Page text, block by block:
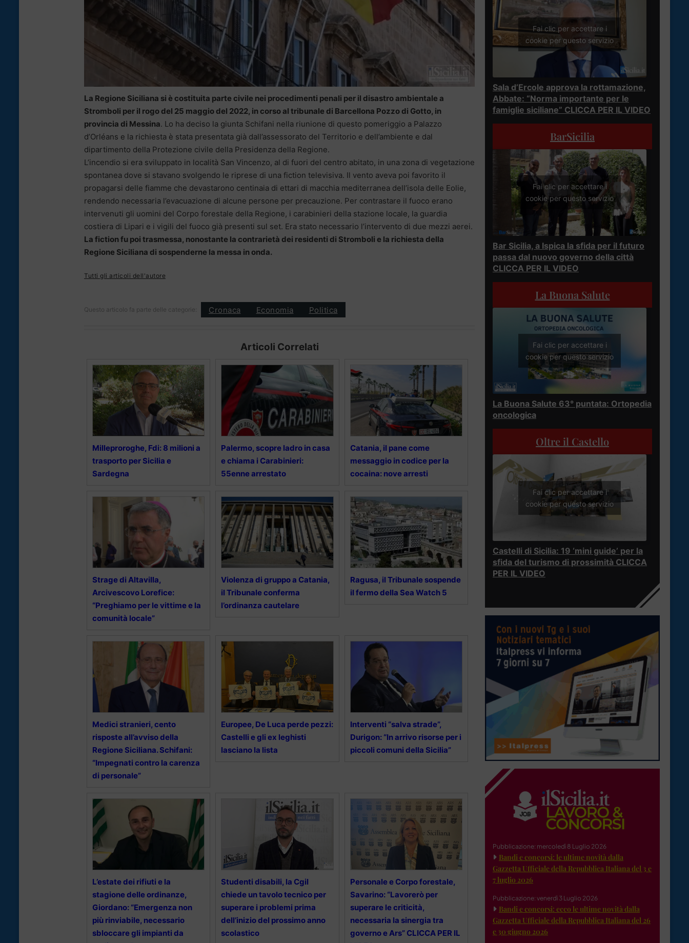
La Regione Siciliana si è costituita parte civile nei procedimenti penali per il disastro ambientale a
Stromboli per il rogo del 25 maggio del 2022, in corso al tribunale di Barcellona Pozzo di Gotto, in
provincia di Messina. Lo ha deciso la giunta Schifani nella riunione di questo pomeriggio a Palazzo
d’Orléans e la richiesta è stata presentata già dall’assessorato del Territorio e dell’ambiente e dal
dipartimento della Protezione civile della Presidenza della Regione.
L’incendio si era sviluppato in località San Vincenzo, al di fuori del centro abitato, in una zona di vegetazione
spontanea dove si stavano svolgendo le riprese di una fiction televisiva. Il vento aveva poi favorito il
propagarsi delle fiamme che devastarono centinaia di ettari di macchia mediterranea dell’isola delle Eolie,
rendendo necessaria l’evacuazione di alcune persone per precauzione. Per contrastare il fuoco erano
intervenuti gli uomini del Corpo forestale della Regione, i carabinieri della stazione locale, la guardia
costiera di Lipari e i vigili del fuoco già presenti sul set. Era stato necessario l’intervento di due mezzi aerei.
La fiction fu poi trasmessa, nonostante la contrarietà dei residenti di Stromboli e la richiesta della
Regione Siciliana di sospenderne la messa in onda.
Tutti gli articoli dell'autore
Questo articolo fa parte delle categorie: Cronaca Economia Politica
Articoli Correlati
Milleproroghe, Fdi: 8 milioni a
trasporto per Sicilia e
Sardegna
Palermo, scopre ladro in casa
e chiama i Carabinieri:
55enne arrestato
Catania, il pane come
messaggio in codice per la
cocaina: nove arresti
Strage di Altavilla,
Arcivescovo Lorefice:
“Preghiamo per le vittime e la
comunità locale”
Violenza di gruppo a Catania,
il Tribunale conferma
l’ordinanza cautelare
Ragusa, il Tribunale sospende
il fermo della Sea Watch 5
Medici stranieri, cento
risposte all’avviso della
Regione Siciliana. Schifani:
“Impegnati contro la carenza
di personale”
Europee, De Luca perde pezzi:
Castelli e gli ex leghisti
lasciano la lista
Interventi “salva strade”,
Durigon: “In arrivo risorse per i
piccoli comuni della Sicilia”
L’estate dei rifiuti e la
stagione delle ordinanze,
Giordano: “Emergenza non
più rinviabile, necessario
sbloccare gli impianti da
Studenti disabili, la Cgil
chiede un tavolo tecnico per
superare i problemi prima
dell’inizio del prossimo anno
scolastico
Personale e Corpo forestale,
Savarino: “Lavorerò per
superare le criticità,
necessaria la sinergia tra
governo e Ars” CLICCA PER IL
Fai clic per accettare i
cookie per questo servizio
Sala d’Ercole approva la rottamazione,
Abbate: “Norma importante per le
famiglie siciliane” CLICCA PER IL VIDEO
BarSicilia
Fai clic per accettare i
cookie per questo servizio
Bar Sicilia, a Ispica la sfida per il futuro
passa dal nuovo governo della città
CLICCA PER IL VIDEO
La Buona Salute
Fai clic per accettare i
cookie per questo servizio
La Buona Salute 63° puntata: Ortopedia
oncologica
Oltre il Castello
Fai clic per accettare i
cookie per questo servizio
Castelli di Sicilia: 19 ‘mini guide’ per la
sfida del turismo di prossimità CLICCA
PER IL VIDEO
Pubblicazione: mercoledì 8 Luglio 2026
Bandi e concorsi: le ultime novità dalla
Gazzetta Ufficiale della Repubblica Italiana del 3 e
7 luglio 2026
Pubblicazione: venerdì 3 Luglio 2026
Bandi e concorsi: ecco le ultime novità dalla
Gazzetta Ufficiale della Repubblica Italiana del 26
e 30 giugno 2026